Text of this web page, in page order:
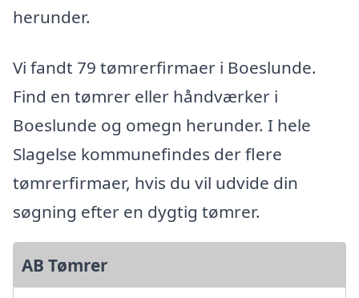
herunder.
Vi fandt 79 tømrerfirmaer i Boeslunde.
Find en tømrer eller håndværker i
Boeslunde og omegn herunder. I hele
Slagelse kommunefindes der flere
tømrerfirmaer, hvis du vil udvide din
søgning efter en dygtig tømrer.
AB Tømrer